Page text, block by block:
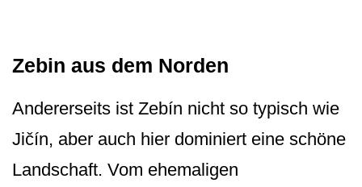
Zebin aus dem Norden
Andererseits ist Zebín nicht so typisch wie
Jičín, aber auch hier dominiert eine schöne
Landschaft. Vom ehemaligen